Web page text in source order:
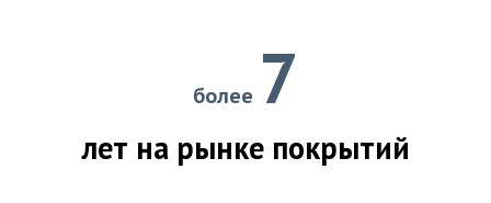
более 7
лет на рынке покрытий